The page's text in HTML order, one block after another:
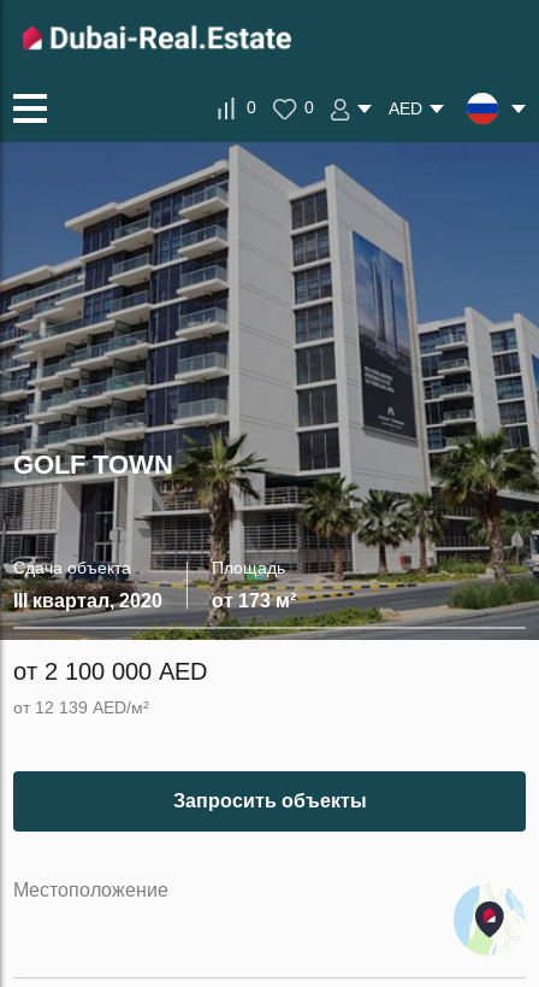
0 0 AED
GOLF TOWN
Сдача объекта
III квартал, 2020
Площадь
от 173 м²
от 2 100 000 AED
от 12 139 AED/м²
Запросить объекты
Местоположение